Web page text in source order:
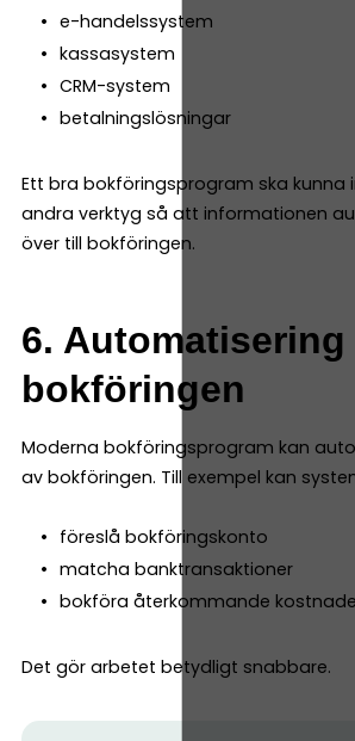
e-handelssystem
kassasystem
CRM-system
betalningslösningar
Ett bra bokföringsprogram ska kunna
andra verktyg så att informationen
över till bokföringen.
6. Automatisering
bokföringen
Moderna bokföringsprogram kan
av bokföringen. Till exempel kan
föreslå bokföringskonto
matcha banktransaktioner
bokföra återkommande
Det gör arbetet betydligt snabbare.